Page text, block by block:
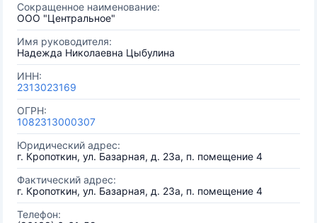
Сокращенное наименование:
ООО "Центральное"
Имя руководителя:
Надежда Николаевна Цыбулина
ИНН:
2313023169
ОГРН:
1082313000307
Юридический адрес:
г. Кропоткин, ул. Базарная, д. 23а, п. помещение 4
Фактический адрес:
г. Кропоткин, ул. Базарная, д. 23а, п. помещение 4
Телефон: